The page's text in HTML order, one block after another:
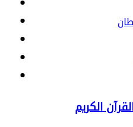
الكريم